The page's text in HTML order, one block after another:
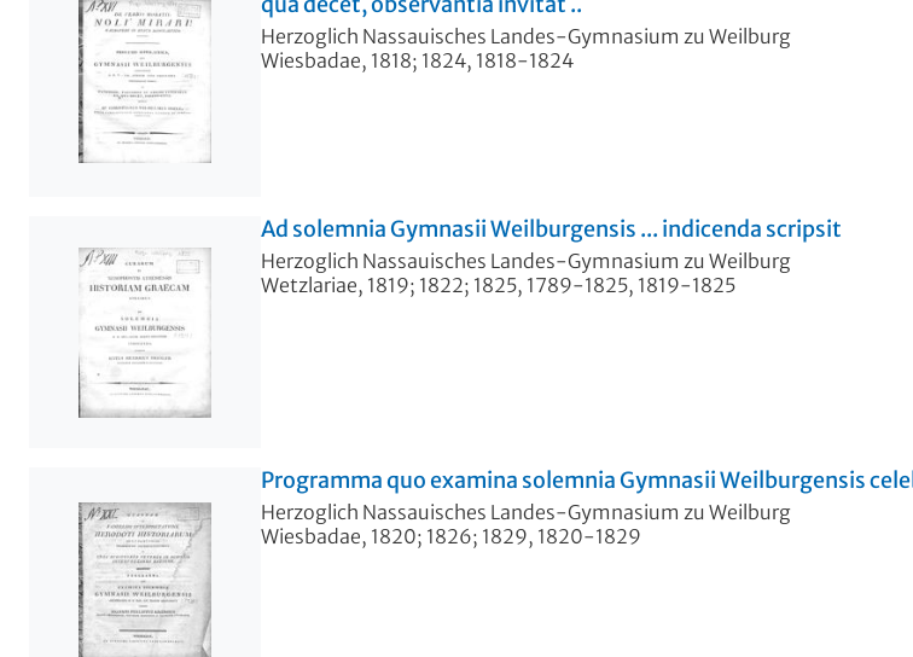
Herzoglich Nassauisches Landes-Gymnasium zu Weilburg
Wiesbadae, 1818; 1824, 1818-1824
Ad solemnia Gymnasii Weilburgensis ... indicenda scripsit
Herzoglich Nassauisches Landes-Gymnasium zu Weilburg
Wetzlariae, 1819; 1822; 1825, 1789-1825, 1819-1825
Programma quo examina solemnia Gymnasii Weilburgensis
Herzoglich Nassauisches Landes-Gymnasium zu Weilburg
Wiesbadae, 1820; 1826; 1829, 1820-1829